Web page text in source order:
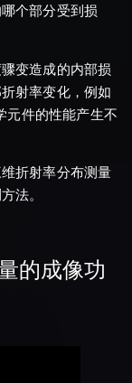
个部分受到损
变造成的内部损
射率变化，例如
元件的性能产生不
折射率分布测量
法。
的成像功